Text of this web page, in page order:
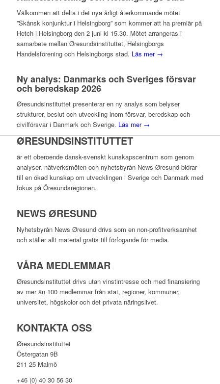
Välkommen att delta i det nya årligt återkommande mötet
”Skånsk konjunktur i Helsingborg” som kommer att ha premiär på
Hetch i Helsingborg den 2 juni kl 15.30. Mötet arrangeras i
samarbete mellan Øresundsinstituttet, Helsingborgs
Handelsförening och Helsingborgs stad. Läs mer →
Ny analys: Danmarks och Sveriges försvar
och beredskap 2026
Øresundsinstituttet presenterar en ny analys som belyser
strukturer, beslut och utveckling inom försvar, beredskap och
civilförsvar i Danmark och Sverige. Läs mer →
ØRESUNDSINSTITUTTET
är ett oberoende dansk-svenskt kunskapscentrum som genom
analyser, nätverksmöten och nyhetsbyrån News Øresund bidrar
till en ökad kunskap om utvecklingen i Sverige och Danmark med
fokus på Öresundsregionen.
NEWS ØRESUND
Nyhetsbyrån News Øresund drivs som en non-profitverksamhet
och ställer allt material gratis till förfogande för media.
VÅRA MEDLEMMAR
Øresundsinstituttet drivs utan vinst­intresse och med finansiering
av mer än 100 medlemmar från stat, regioner, kommuner,
universitet, högskolor och det privata näringslivet.
KONTAKTA OSS
Øresundsinstituttet
Östergatan 9B
211 25 Malmö
+46 (0) 40 30 56 30